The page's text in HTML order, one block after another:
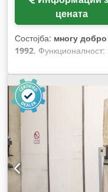
цената
Состојба: многу
1992, Функционалност: